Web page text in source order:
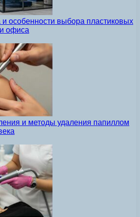
особенности выбора пластиковых
офиса
и методы удаления папиллом